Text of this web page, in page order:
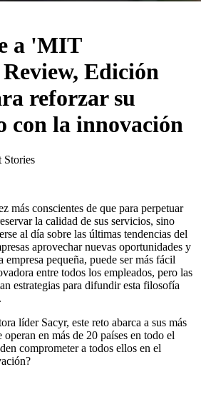
a 'MIT
Edición
reforzar su
con la innovación
Stories
más conscientes de que para perpetuar
la calidad de sus servicios, sino
al día sobre las últimas tendencias del
aprovechar nuevas oportunidades y
empresa pequeña, puede ser más fácil
entre todos los empleados, pero las
estrategias para difundir esta filosofía
líder Sacyr, este reto abarca a sus más
en más de 20 países en todo el
comprometer a todos ellos en el